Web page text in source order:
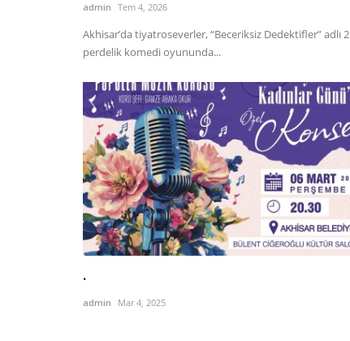
admin Tem 4, 2026
Akhisar’da tiyatroseverler, “Beceriksiz Dedektifler” adlı 2
perdelik komedi oyununda...
.
admin Mar 4, 2025